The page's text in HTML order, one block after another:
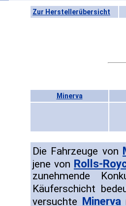
Zur Herstellerübersicht
Minerva
Die Fahrzeuge von
jene von Rolls-
zunehmende
Käuferschicht
versuchte Minerva